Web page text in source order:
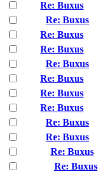
Re: Buxus
Re: Buxus
Re: Buxus
Re: Buxus
Re: Buxus
Re: Buxus
Re: Buxus
Re: Buxus
Re: Buxus
Re: Buxus
Re: Buxus
Re: Buxus